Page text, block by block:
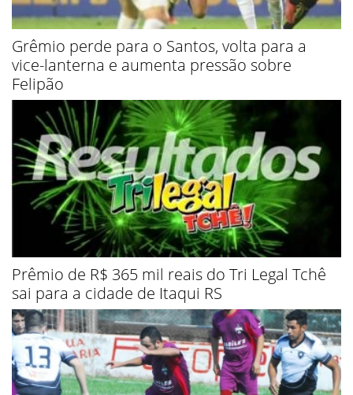
Grêmio perde para o Santos, volta para a
vice-lanterna e aumenta pressão sobre
Felipão
Prêmio de R$ 365 mil reais do Tri Legal Tchê
sai para a cidade de Itaqui RS